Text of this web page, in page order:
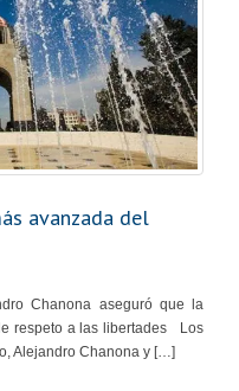
avanzada del
Chanona aseguró que la
respeto a las libertades Los
Alejandro Chanona y […]